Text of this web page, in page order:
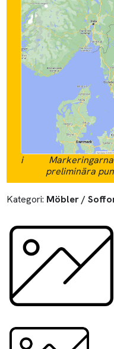
i
preliminära
Kategori: Möbler /